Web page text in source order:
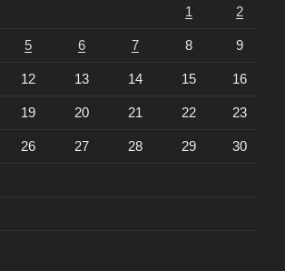
1 2
5 6 7 8 9
12 13 14 15 16
19 20 21 22 23
26 27 28 29 30